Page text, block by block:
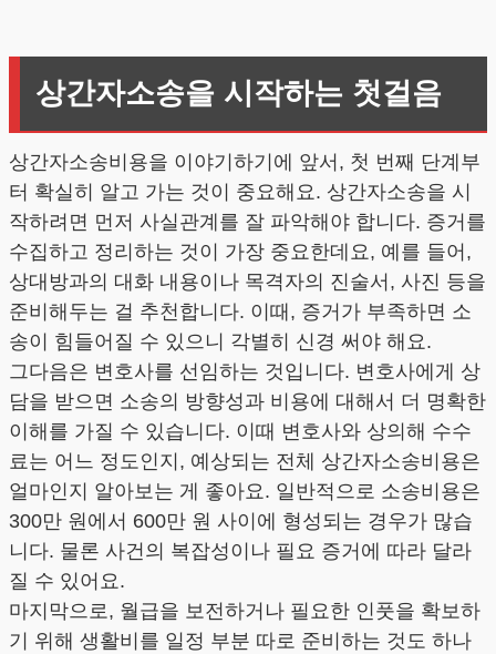
상간자소송을 시작하는 첫걸음
상간자소송비용을 이야기하기에 앞서, 첫 번째 단계부
터 확실히 알고 가는 것이 중요해요. 상간자소송을 시
작하려면 먼저 사실관계를 잘 파악해야 합니다. 증거를
수집하고 정리하는 것이 가장 중요한데요, 예를 들어,
상대방과의 대화 내용이나 목격자의 진술서, 사진 등을
준비해두는 걸 추천합니다. 이때, 증거가 부족하면 소
송이 힘들어질 수 있으니 각별히 신경 써야 해요.
그다음은 변호사를 선임하는 것입니다. 변호사에게 상
담을 받으면 소송의 방향성과 비용에 대해서 더 명확한
이해를 가질 수 있습니다. 이때 변호사와 상의해 수수
료는 어느 정도인지, 예상되는 전체 상간자소송비용은
얼마인지 알아보는 게 좋아요. 일반적으로 소송비용은
300만 원에서 600만 원 사이에 형성되는 경우가 많습
니다. 물론 사건의 복잡성이나 필요 증거에 따라 달라
질 수 있어요.
마지막으로, 월급을 보전하거나 필요한 인풋을 확보하
기 위해 생활비를 일정 부분 따로 준비하는 것도 하나